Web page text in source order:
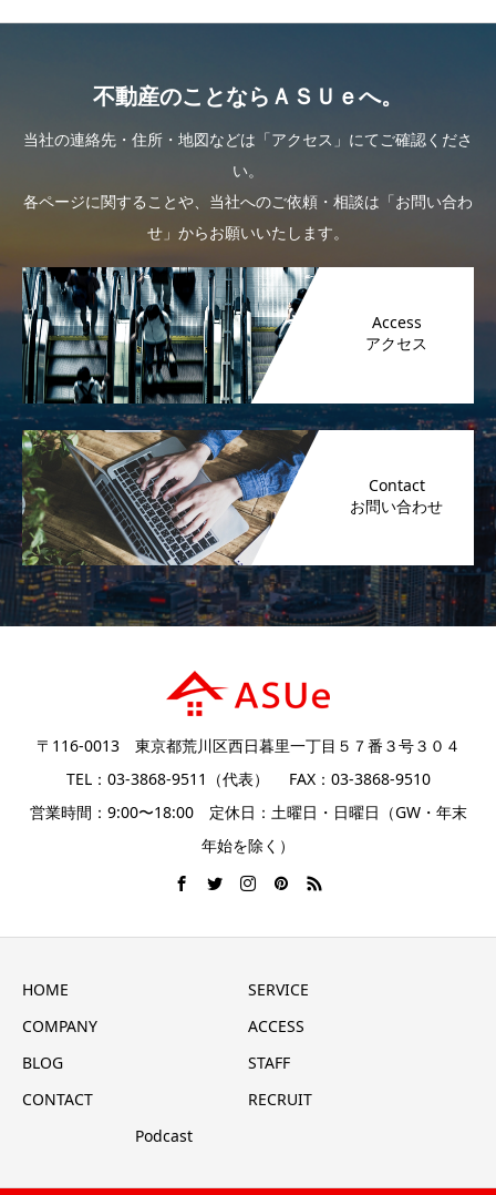
不動産のことならＡＳＵｅへ。
当社の連絡先・住所・地図などは「アクセス」にてご確認くださ
い。
各ページに関することや、当社へのご依頼・相談は「お問い合わ
せ」からお願いいたします。
Access
Contact
〒116-0013 東京都荒川区西日暮里一丁目５７番３号３０４
TEL：03-3868-9511（代表） FAX：03-3868-9510
営業時間：9:00〜18:00 定休日：土曜日・日曜日（GW・年末
年始を除く）
HOME
SERVICE
COMPANY
ACCESS
BLOG
STAFF
CONTACT
RECRUIT
Podcast